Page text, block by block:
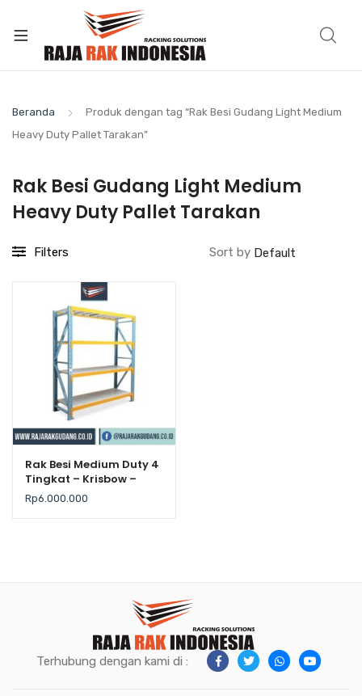
Beranda
Produk dengan tag “Rak Besi Gudang Light Medium
Heavy Duty Pallet Tarakan”
Rak Besi Gudang Light Medium
Heavy Duty Pallet Tarakan
Filters Sort by
Rak Besi Medium Duty 4
Tingkat – Krisbow –
Kekuatan 500Kg / Level
Rp6.000.000
Terhubung dengan kami di :